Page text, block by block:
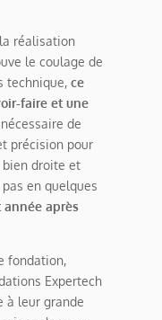
réalisation
le coulage de
technique, ce
faire et une
de
précision pour
droite et
en quelques
après
fondation,
Expertech
à leur grande